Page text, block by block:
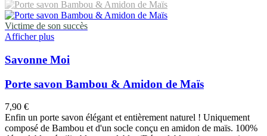
Victime de son succès
Afficher plus
Savonne Moi
Porte savon Bambou & Amidon de Maïs
7,90 €
Enfin un porte savon élégant et entièrement naturel ! Uniquement
composé de Bambou et d'un socle conçu en amidon de maïs. 100%